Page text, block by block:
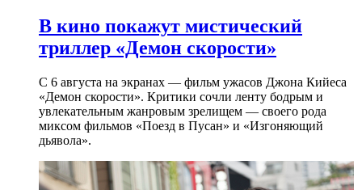
В кино покажут мистический
триллер «Демон скорости»
С 6 августа на экранах — фильм ужасов Джона Кийеса
«Демон скорости». Критики сочли ленту бодрым и
увлекательным жанровым зрелищeм — своего рода
миксом фильмов «Поезд в Пусан» и «Изгоняющий
дьявола».